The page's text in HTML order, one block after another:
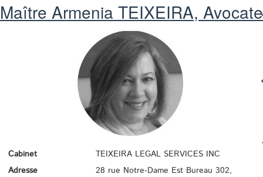
Maître Armenia TEIXEIRA, Avocate
Cabinet
TEIXEIRA LEGAL SERVICES INC
Adresse
28 rue Notre-Dame Est Bureau 302,